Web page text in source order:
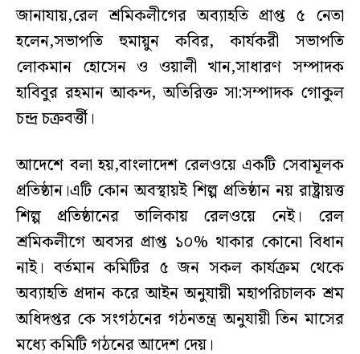
জানাযায়,রেল শ্রমিকলীগের অব্যাহতি প্রাপ্ত ৫ নেতা
হলেন,সভাপতি হুমায়ুন কবির, কার্যকরী সভাপতি
লোকমান হোসেন ও ওয়ালী খান,সাধারণ সম্পাদক
হাবিবুর রহমান আকন্দ, অতিরিক্ত সা:সম্পাদক গোকুল
চন্দ্র চক্রবর্ত্তী।
আদেশে বলা হয়,বাংলাদেশ রেলওয়ে একটি সেবামূলক
প্রতিষ্ঠান।এটি কোন অবস্থায়ই শিল্প প্রতিষ্ঠান নয় রাষ্ট্রায়ত্ত
শিল্প প্রতিষ্ঠানের তালিকায় রেলওয়ে নেই। রেল
শ্রমিকলীগে অবসর প্রাপ্ত ১০% থাকার কোনো বিধান
নাই। বর্তমান কমিটির ৫ জন সকল কার্যক্রম থেকে
অব্যাহতি প্রদান করে আইন অনুযায়ী মহাপরিচালক শ্রম
অধিদপ্তর কে সংগঠনের গঠনতন্ত্র অনুযায়ী তিন মাসের
মধ্যে কমিটি গঠনের আদেশ দেয়।